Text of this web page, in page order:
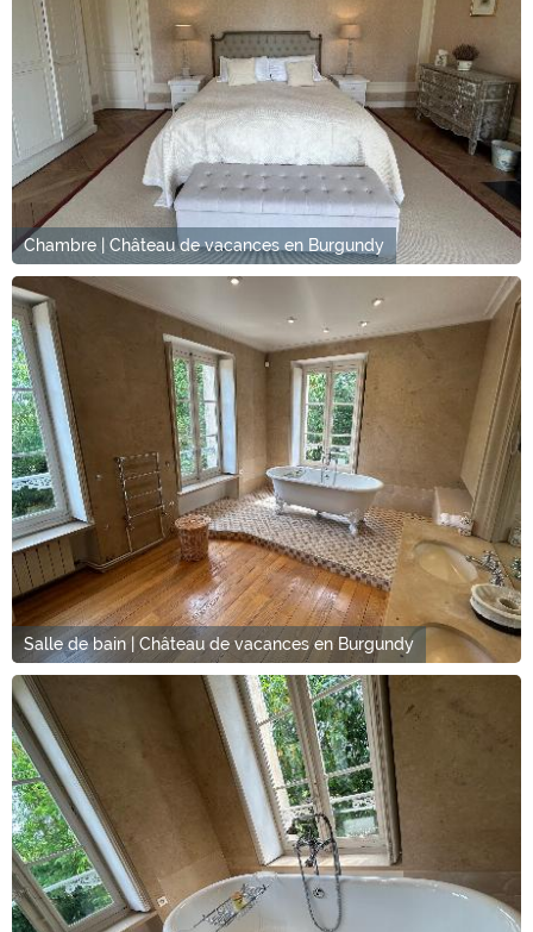
Chambre | Château de vacances en Burgundy
Salle de bain | Château de vacances en Burgundy